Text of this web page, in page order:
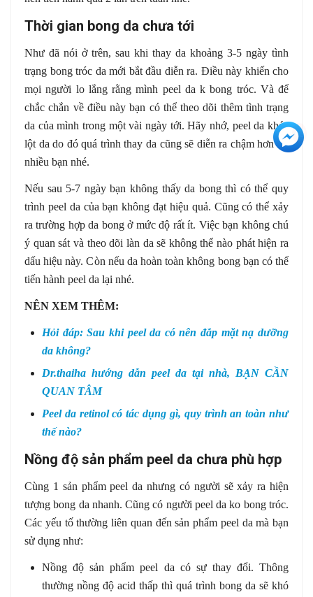
Thời gian bong da chưa tới
Như đã nói ở trên, sau khi thay da khoảng 3-5 ngày tình
trạng bong tróc da mới bắt đầu diễn ra. Điều này khiến cho
mọi người lo lắng rằng mình peel da k bong tróc. Và để
chắc chắn về điều này bạn có thể theo dõi thêm tình trạng
da của mình trong một vài ngày tới. Hãy nhớ, peel da khác
lột da do đó quá trình thay da cũng sẽ diễn ra chậm hơn rất
nhiều bạn nhé.
Nếu sau 5-7 ngày bạn không thấy da bong thì có thể quy
trình peel da của bạn không đạt hiệu quả. Cũng có thể xảy
ra trường hợp da bong ở mức độ rất ít. Việc bạn không chú
ý quan sát và theo dõi làn da sẽ không thể nào phát hiện ra
dấu hiệu này. Còn nếu da hoàn toàn không bong bạn có thể
tiến hành peel da lại nhé.
NÊN XEM THÊM:
Hỏi đáp: Sau khi peel da có nên đắp mặt nạ dưỡng
da không?
Dr.thaiha hướng dẫn peel da tại nhà, BẠN CẦN
QUAN TÂM
Peel da retinol có tác dụng gì, quy trình an toàn như
thế nào?
Nồng độ sản phẩm peel da chưa phù hợp
Cùng 1 sản phẩm peel da nhưng có người sẽ xảy ra hiện
tượng bong da nhanh. Cũng có người peel da ko bong tróc.
Các yếu tố thường liên quan đến sản phẩm peel da mà bạn
sử dụng như:
Nồng độ sản phẩm peel da có sự thay đổi. Thông
thường nồng độ acid thấp thì quá trình bong da sẽ khó
+3